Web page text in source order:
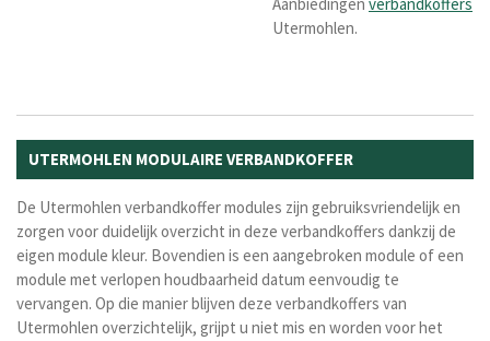
Utermohlen.
UTERMOHLEN MODULAIRE VERBANDKOFFER
De Utermohlen verbandkoffer modules zijn gebruiksvriendelijk en
zorgen voor duidelijk overzicht in deze verbandkoffers dankzij de
eigen module kleur. Bovendien is een aangebroken module of een
module met verlopen houdbaarheid datum eenvoudig te
vervangen. Op die manier blijven deze verbandkoffers van
Utermohlen overzichtelijk, grijpt u niet mis en worden voor het